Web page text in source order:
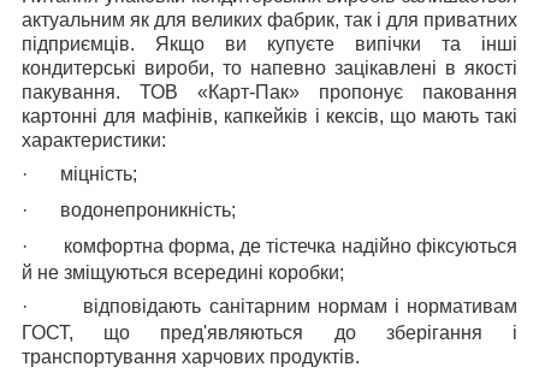
актуальним як для великих фабрик, так і для приватних
підприємців. Якщо ви купуєте випічки та інші
кондитерські вироби, то напевно зацікавлені в якості
пакування. ТОВ «Карт-Пак» пропонує паковання
картонні для мафінів, капкейків і кексів, що мають такі
характеристики:
·
міцність;
·
водонепроникність;
·
комфортна форма, де тістечка надійно фіксуються
й не зміщуються всередині коробки;
·
відповідають санітарним нормам і нормативам
ГОСТ, що пред'являються до зберігання і
транспортування харчових продуктів.